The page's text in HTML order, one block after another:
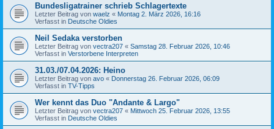
Bundesligatrainer schrieb Schlagertexte
Letzter Beitrag von waelz « Montag 2. März 2026, 16:16
Verfasst in Deutsche Oldies
Neil Sedaka verstorben
Letzter Beitrag von vectra207 « Samstag 28. Februar 2026, 10:46
Verfasst in Verstorbene Interpreten
31.03./07.04.2026: Heino
Letzter Beitrag von avo « Donnerstag 26. Februar 2026, 06:09
Verfasst in TV-Tipps
Wer kennt das Duo "Andante & Largo"
Letzter Beitrag von vectra207 « Mittwoch 25. Februar 2026, 13:55
Verfasst in Deutsche Oldies